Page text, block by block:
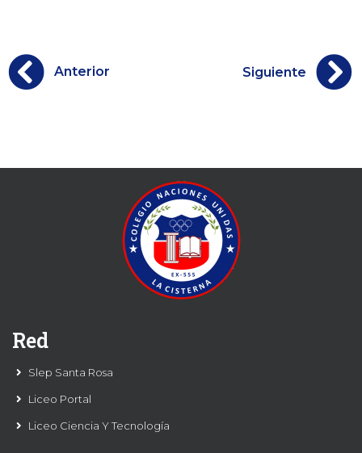
Anterior Siguiente
Red
Slep Santa Rosa
Liceo Portal
Liceo Ciencia Y Tecnología